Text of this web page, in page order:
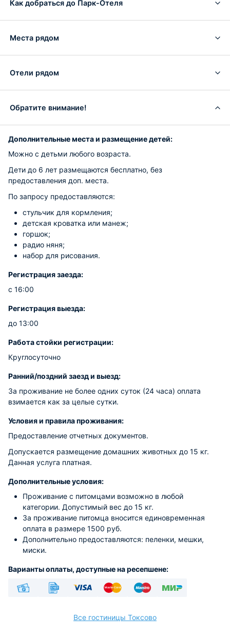
Как добраться до Парк-Отеля
Места рядом
Отели рядом
Обратите внимание!
Дополнительные места и размещение детей:
Можно с детьми любого возраста.
Дети до 6 лет размещаются бесплатно, без
предоставления доп. места.
По запросу предоставляются:
стульчик для кормления;
детская кроватка или манеж;
горшок;
радио няня;
набор для рисования.
Регистрация заезда:
с 16:00
Регистрация выезда:
до 13:00
Работа стойки регистрации:
Круглосуточно
Ранний/поздний заезд и выезд:
За проживание не более одних суток (24 часа) оплата
взимается как за целые сутки.
Условия и правила проживания:
Предоставление отчетных документов.
Допускается размещение домашних животных до 15 кг.
Данная услуга платная.
Дополнительные условия:
Проживание с питомцами возможно в любой
категории. Допустимый вес до 15 кг.
За проживание питомца вносится единовременная
оплата в размере 1500 руб.
Дополнительно предоставляются: пеленки, мешки,
миски.
Варианты оплаты, доступные на ресепшене:
Все гостиницы Токсово